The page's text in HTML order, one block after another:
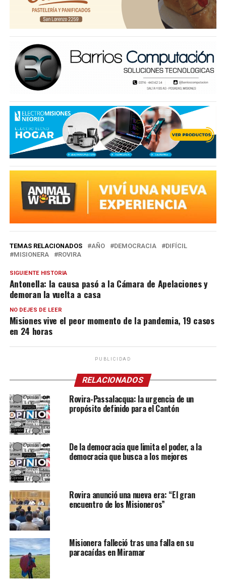
TEMAS RELACIONADOS AÑO DEMOCRACIA
DIFÍCIL
MISIONERA
ROVIRA
SIGUIENTE HISTORIA
Antonella: la causa pasó a la Cámara de Apelaciones y
demoran la vuelta a casa
NO DEJES DE LEER
Misiones vive el peor momento de la pandemia, 19 casos
en 24 horas
PUBLICIDAD
RELACIONADOS
Rovira-Passalacqua: la urgencia de un
propósito definido para el Cantón
De la democracia que limita el poder, a la
democracia que busca a los mejores
Rovira anunció una nueva era: “El gran
encuentro de los Misioneros”
Misionera falleció tras una falla en su
paracaídas en Miramar